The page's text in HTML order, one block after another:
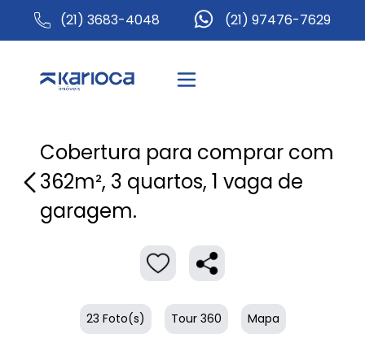
(21) 3683-4048 (21) 97476-7629
Cobertura para comprar com
362m², 3 quartos, 1 vaga de
garagem.
23 Foto(s) Tour 360 Mapa